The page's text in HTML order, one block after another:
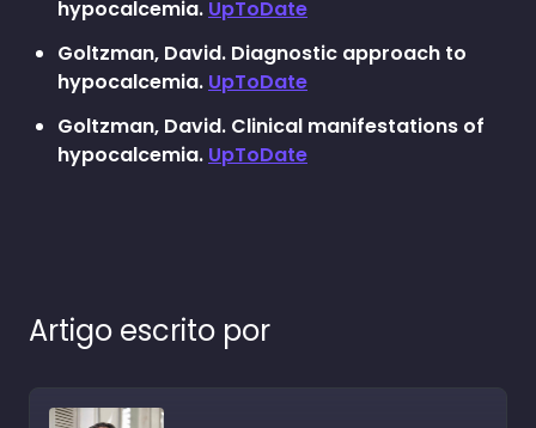
hypocalcemia. UpToDate
Goltzman, David. Diagnostic approach to
hypocalcemia. UpToDate
Goltzman, David. Clinical manifestations of
hypocalcemia. UpToDate
Artigo escrito por